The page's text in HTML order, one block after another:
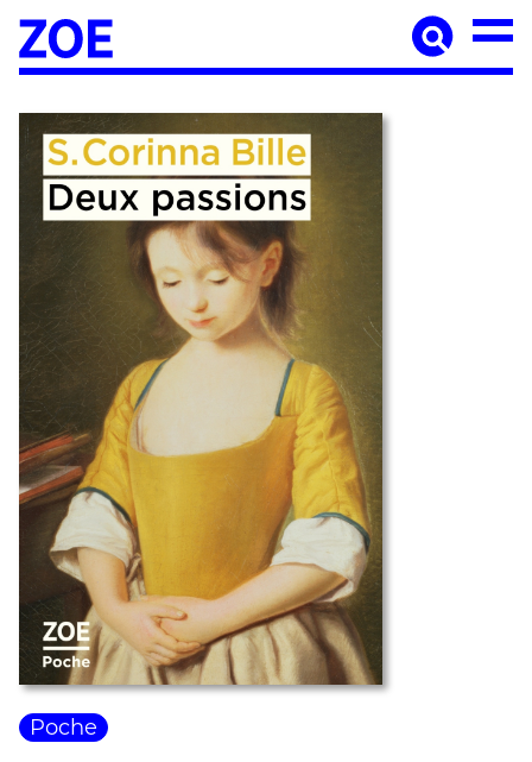
Accueil
À paraître
Catalogue
Auteur·ices
Agenda
Les éditions Zoé
Diffusion
Médiation culturelle
Manuscrits
Foreign rights
Contact
Mentions légales
Newsletter
Poche